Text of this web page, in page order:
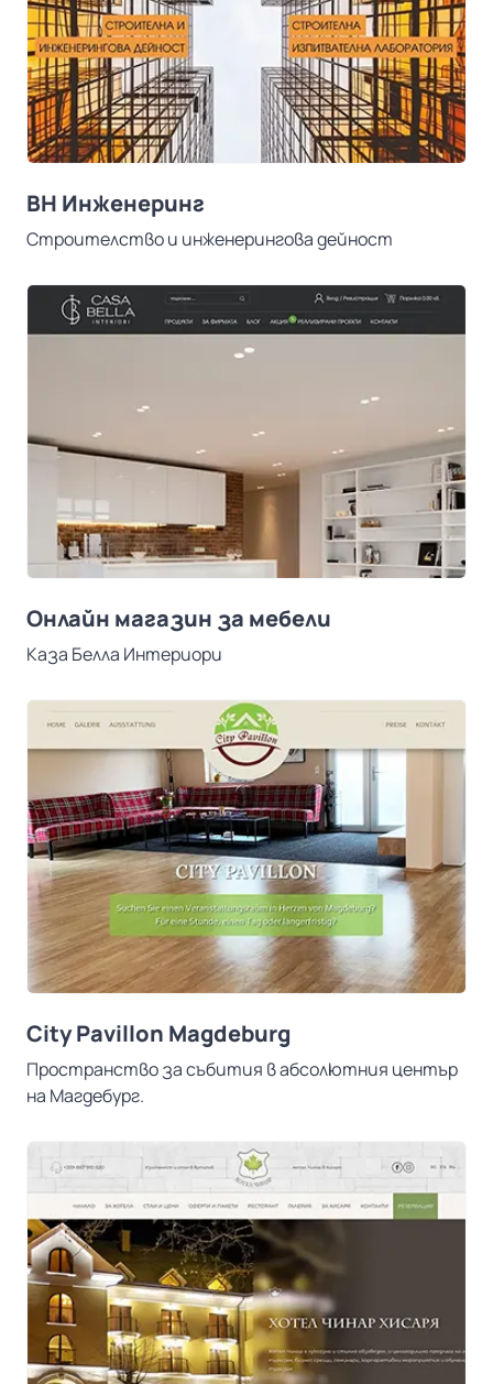
ВН Инженеринг
Строителство и инженерингова дейност
Онлайн магазин за мебели
Каза Белла Интериори
City Pavillon Magdeburg
Пространство за събития в абсолютния център
на Магдебург.